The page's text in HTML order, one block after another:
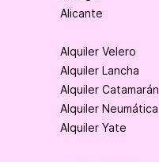
Alicante
Alquiler Velero
Alquiler Lancha
Alquiler Catamarán
Alquiler Neumática
Alquiler Yate